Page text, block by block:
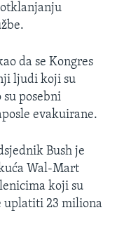
otklanjanju
da se Kongres
ljudi koji su
su posebni
evakuirane.
Bush je
Wal-Mart
koji su
uplatiti 23 miliona